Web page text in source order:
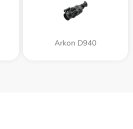
Arkon D940